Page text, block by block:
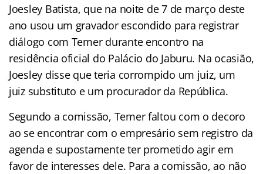
Joesley Batista, que na noite de 7 de março deste
ano usou um gravador escondido para registrar
diálogo com Temer durante encontro na
residência oficial do Palácio do Jaburu. Na ocasião,
Joesley disse que teria corrompido um juiz, um
juiz substituto e um procurador da República.
Segundo a comissão, Temer faltou com o decoro
ao se encontrar com o empresário sem registro da
agenda e supostamente ter prometido agir em
favor de interesses dele. Para a comissão, ao não